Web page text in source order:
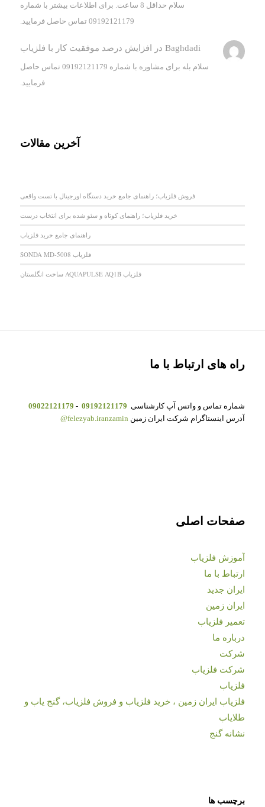
سلام حداقل 8 ساعت. برای اطلاعات بیشتر با شماره
09192121179 تماس حاصل فرمایید.
Baghdadi در افزایش درصد موفقیت کار با فلزیاب
سلام بله برای مشاوره با شماره 09192121179 تماس حاصل
فرمایید.
آخرین مقالات
فروش فلزیاب؛ راهنمای جامع خرید دستگاه اورجینال با تست واقعی
خرید فلزیاب؛ راهنمای کوتاه و سئو شده برای انتخاب درست
راهنمای جامع خرید فلزیاب
فلزیاب SONDA MD-5008
فلزیاب AQUAPULSE AQ1B ساخت انگلستان
راه های ارتباط با ما
شماره تماس و واتس آپ کارشناسی 09192121179
-
09022121179
آدرس اینستاگرام شرکت ایران زمین felezyab.iranzamin@
صفحات اصلی
آموزش فلزیاب
ارتباط با ما
ایران جدید
ایران زمین
تعمیر فلزیاب
درباره ما
شرکت
شرکت فلزیاب
فلزیاب
فلزیاب ایران زمین ، خرید فلزیاب و فروش فلزیاب، گنج یاب و
طلایاب
نشانه گنج
برچسب ها